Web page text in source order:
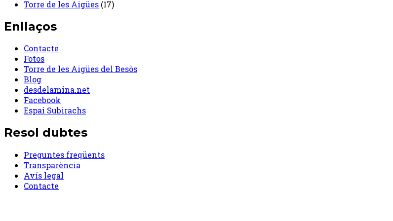
Torre de les Aigües (17)
Enllaços
Contacte
Fotos
Torre de les Aigües del Besòs
Blog
desdelamina.net
Facebook
Espai Subirachs
Resol dubtes
Preguntes freqüents
Transparència
Avís legal
Contacte